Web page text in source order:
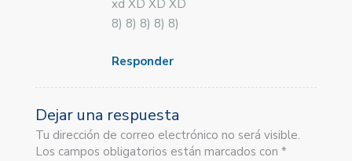
xd XD XD XD
8) 8) 8) 8) 8)
Responder
Dejar una respuesta
Tu dirección de correo electrónico no será visible.
Los campos obligatorios están marcados con *